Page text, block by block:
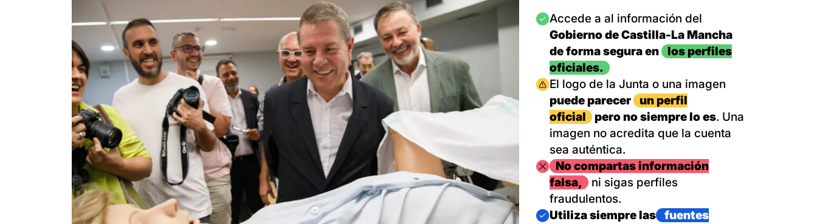
Imagen
Accede a al información del
Gobierno de Castilla-La Mancha
de forma segura en
los perfiles
oficiales.
Imagen
El logo de la Junta o una imagen
puede parecer
un perfil
oficial
pero no siempre lo es. Una
imagen no acredita que la cuenta
sea auténtica.
ImagenNo compartas información
falsa,
ni sigas perfiles
fraudulentos.
Imagen
Utiliza siempre las
fuentes